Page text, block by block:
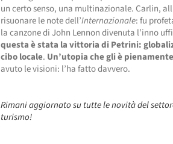
un certo senso, una multinazionale. Carlin,
risuonare le note dell’Internazionale: fu
la canzone di John Lennon divenuta l’inno
questa è stata la vittoria di Petrini:
cibo locale. Un’utopia che gli è
avuto le visioni: l’ha fatto davvero.
Rimani aggiornato su tutte le novità del
turismo!